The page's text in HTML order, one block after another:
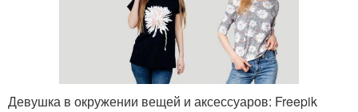
Девушка в окружении вещей и аксессуаров: Freepik